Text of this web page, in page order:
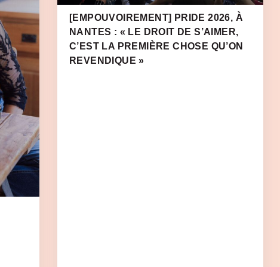
[EMPOUVOIREMENT] PRIDE 2026, À
NANTES : « LE DROIT DE S’AIMER,
C’EST LA PREMIÈRE CHOSE QU’ON
REVENDIQUE »